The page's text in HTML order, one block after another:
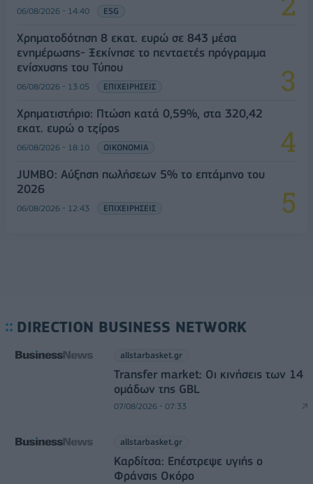
06/08/2026 - 14:40 ESG
Χρηματοδότηση 8 εκατ. ευρώ σε 843 μέσα
ενημέρωσης- Ξεκίνησε το πενταετές πρόγραμμα
ενίσχυσης του Τύπου
06/08/2026 - 13:05 ΕΠΙΧΕΙΡΗΣΕΙΣ
Χρηματιστήριο: Πτώση κατά 0,59%, στα 320,42
εκατ. ευρώ ο τζίρος
06/08/2026 - 18:10 ΟΙΚΟΝΟΜΙΑ
JUMBO: Αύξηση πωλήσεων 5% το επτάμηνο του
2026
06/08/2026 - 12:43 ΕΠΙΧΕΙΡΗΣΕΙΣ
DIRECTION BUSINESS NETWORK
allstarbasket.gr
Transfer market: Οι κινήσεις των 14
ομάδων της GBL
07/08/2026 - 07:33
allstarbasket.gr
Καρδίτσα: Επέστρεψε υγιής ο
Φράνσις Οκόρο